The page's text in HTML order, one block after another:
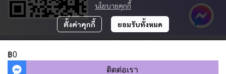
฿0
ติดต่อเรา
นโยบายคุกกี้
ตั้งค่าคุกกี้ ยอมรับทั้งหมด
Copyright 2023 | All Rights Reserved | Powered by KBM PART & TRADING
ผู้เข้าชมวันนี้1,076